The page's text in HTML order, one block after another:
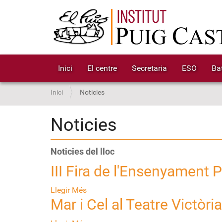
Inici El centre Secretaria ESO
S
o
:
Inici Noticies
Noticies
Noticies del lloc
III Fira de l'Ensenyament
Llegir Més
Mar i Cel al Teatre Victòria